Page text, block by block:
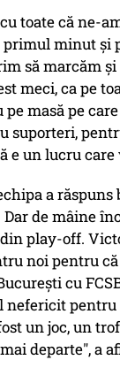
toate că ne-
primul minut şi
să marcăm
meci, ca pe
masă pe
suporteri,
e un lucru care
a răspuns
de mâine
play-off.
noi pentru
cu
pentru
un joc, un
departe", a